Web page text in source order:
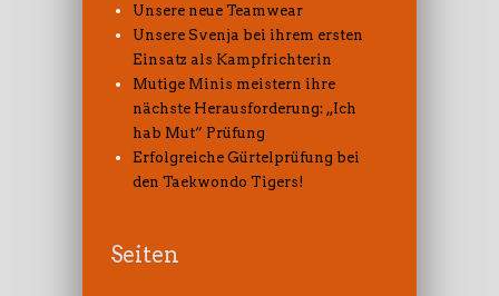
Unsere neue Teamwear
Unsere Svenja bei ihrem ersten
Einsatz als Kampfrichterin
Mutige Minis meistern ihre
nächste Herausforderung: „Ich
hab Mut“ Prüfung
Erfolgreiche Gürtelprüfung bei
den Taekwondo Tigers!
Seiten